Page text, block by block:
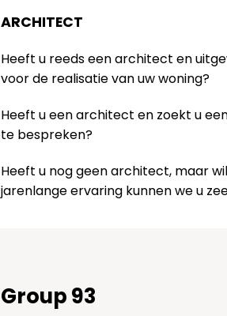
ARCHITECT
Heeft u reeds een architect en
voor de realisatie van uw woning?
Heeft u een architect en zoekt u
te bespreken?
Heeft u nog geen architect, maar
jarenlange ervaring kunnen we u
Group 93